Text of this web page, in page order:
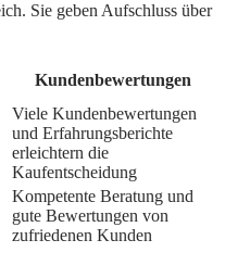
Sie geben Aufschluss über
Kundenbewertungen
Viele Kundenbewertungen
und Erfahrungsberichte
erleichtern die
Kaufentscheidung
Kompetente Beratung und
gute Bewertungen von
zufriedenen Kunden